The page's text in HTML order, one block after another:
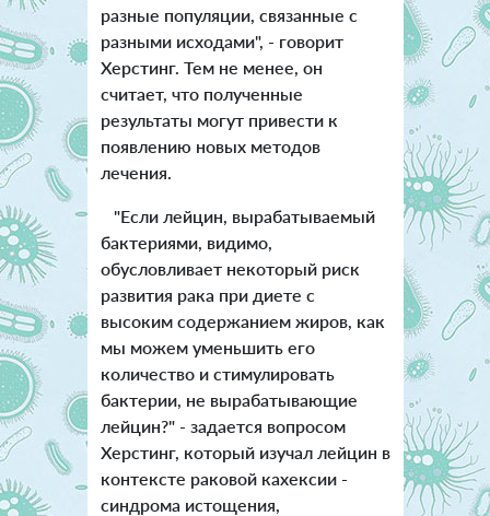
разные популяции, связанные с
разными исходами", - говорит
Херстинг. Тем не менее, он
считает, что полученные
результаты могут привести к
появлению новых методов
лечения.
"Если лейцин, вырабатываемый
бактериями, видимо,
обусловливает некоторый риск
развития рака при диете с
высоким содержанием жиров, как
мы можем уменьшить его
количество и стимулировать
бактерии, не вырабатывающие
лейцин?" - задается вопросом
Херстинг, который изучал лейцин в
контексте раковой кахексии -
синдрома истощения,